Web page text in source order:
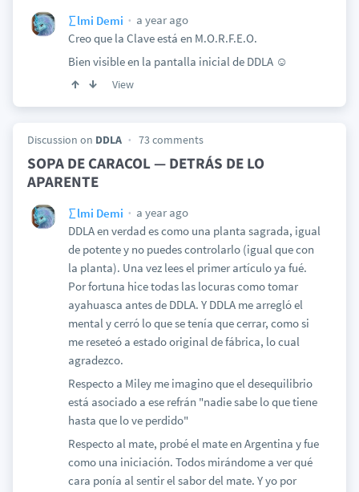
∑lmi Demi
a year ago
Creo que la Clave está en M.O.R.F.E.O.
Bien visible en la pantalla inicial de DDLA ☺️
View
Discussion on DDLA 73 comments
SOPA DE CARACOL — DETRÁS DE LO
APARENTE
∑lmi Demi
a year ago
DDLA en verdad es como una planta sagrada, igual
de potente y no puedes controlarlo (igual que con
la planta). Una vez lees el primer artículo ya fué.
Por fortuna hice todas las locuras como tomar
ayahuasca antes de DDLA. Y DDLA me arregló el
mental y cerró lo que se tenía que cerrar, como si
me reseteó a estado original de fábrica, lo cual
agradezco.
Respecto a Miley me imagino que el desequilibrio
está asociado a ese refrán "nadie sabe lo que tiene
hasta que lo ve perdido"
Respecto al mate, probé el mate en Argentina y fue
como una iniciación. Todos mirándome a ver qué
cara ponía al sentir el sabor del mate. Y yo por